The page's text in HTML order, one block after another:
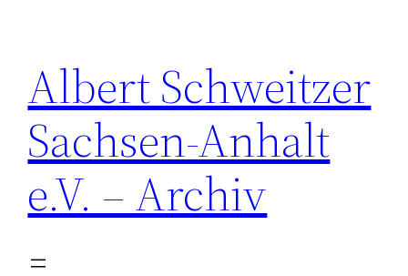
springen
Albert Schweitzer
Sachsen-Anhalt
e.V. – Archiv